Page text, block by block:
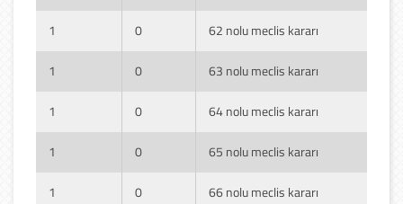
1 0 62 nolu meclis kararı
1 0 63 nolu meclis kararı
1 0 64 nolu meclis kararı
1 0 65 nolu meclis kararı
1 0 66 nolu meclis kararı